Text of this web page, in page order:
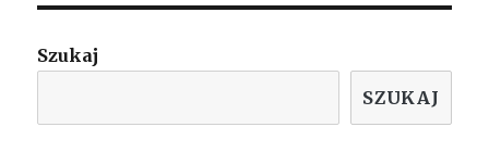
Szukaj
SZUKAJ